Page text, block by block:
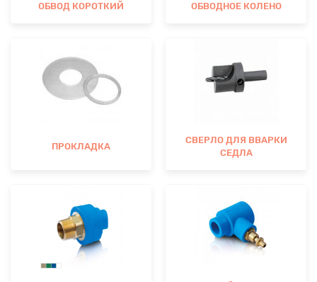
ОБВОД КОРОТКИЙ ОБВОДНОЕ КОЛЕНО
ПРОКЛАДКА
СВЕРЛО ДЛЯ ВВАРКИ
СЕДЛА